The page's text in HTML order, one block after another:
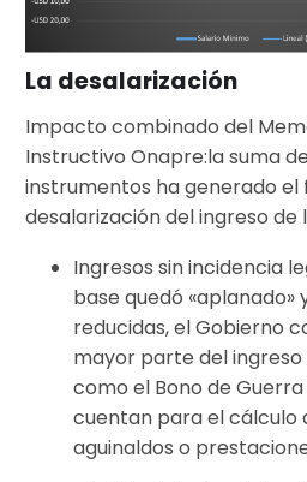
La desalarización
Impacto combinado del
Instructivo Onapre:la suma
instrumentos ha generado el
desalarización del ingreso de
Ingresos sin incidencia
base quedó «aplanado»
reducidas, el Gobierno
mayor parte del
como el Bono de
cuentan para el cálculo
aguinaldos o